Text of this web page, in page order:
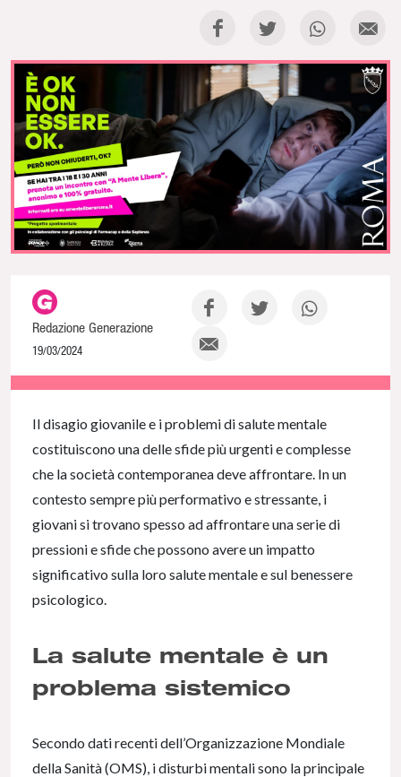
Redazione Generazione
19/03/2024
NaN% Complete
Il disagio giovanile e i problemi di salute mentale
costituiscono una delle sfide più urgenti e complesse
che la società contemporanea deve affrontare. In un
contesto sempre più performativo e stressante, i
giovani si trovano spesso ad affrontare una serie di
pressioni e sfide che possono avere un impatto
significativo sulla loro salute mentale e sul benessere
psicologico.
La salute mentale è un
problema sistemico
Secondo dati recenti dell’Organizzazione Mondiale
della Sanità (OMS), i disturbi mentali sono la principale